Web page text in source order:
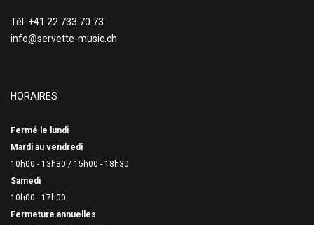
Tél. +41 22 733 70 73
info@servette-music.ch
HORAIRES
Fermé le lundi
Mardi au vendredi
10h00 - 13h30 / 15h00 - 18h30
Samedi
10h00 - 17h00
Fermeture annuelles